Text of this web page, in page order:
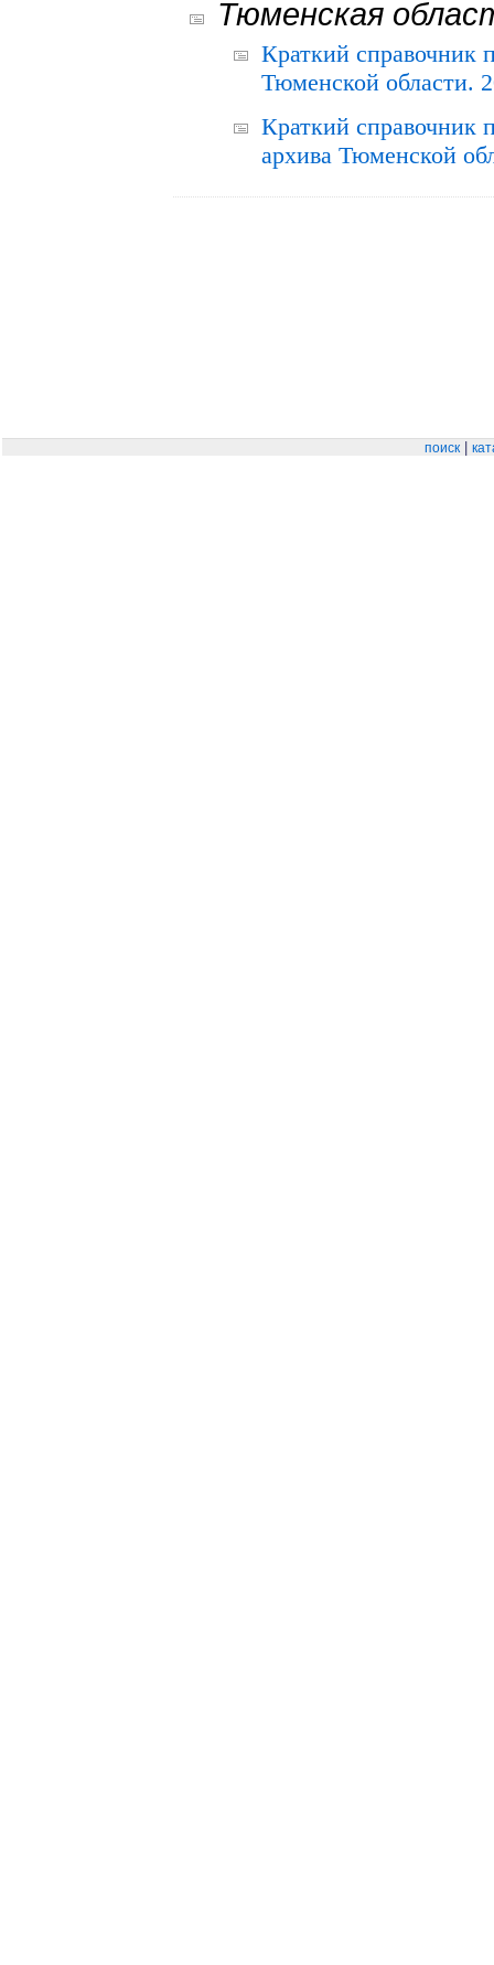
Тюменская
Краткий справочник
Тюменской области.
Краткий справочник
архива Тюменской
поиск